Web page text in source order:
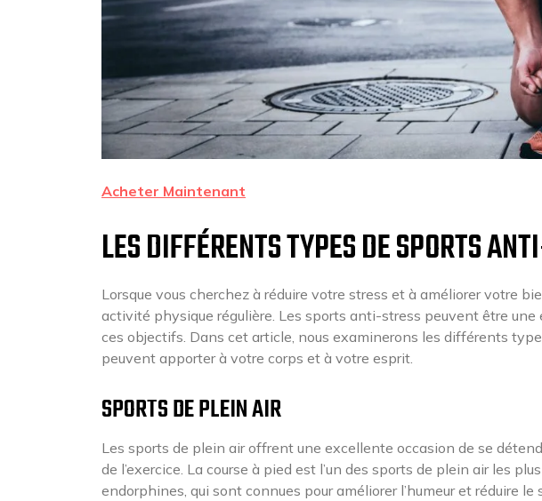
Acheter Maintenant
LES DIFFÉRENTS TYPES DE SPORTS
Lorsque vous cherchez à réduire votre stress et à améliorer votre
activité physique régulière. Les sports anti-stress peuvent être
ces objectifs. Dans cet article, nous examinerons les différents
peuvent apporter à votre corps et à votre esprit.
SPORTS DE PLEIN AIR
Les sports de plein air offrent une excellente occasion de se
de l’exercice. La course à pied est l’un des sports de plein air les
endorphines, qui sont connues pour améliorer l’humeur et réduire